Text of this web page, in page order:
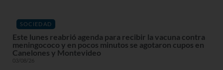
SOCIEDAD
Este lunes reabrió agenda para recibir la vacuna contra
meningococo y en pocos minutos se agotaron cupos en
Canelones y Montevideo
03/08/26